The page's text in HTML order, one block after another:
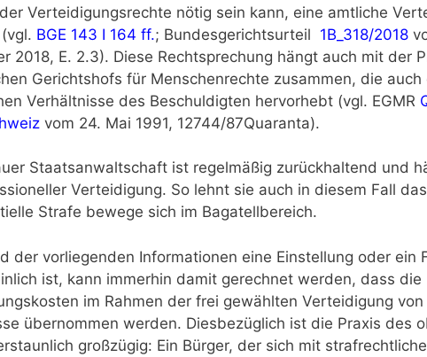
Verteidigungsrechte nötig sein kann, eine amtliche
BGE 143 I 164 ff.; Bundesgerichtsurteil 1B_318/2018
2018, E. 2.3). Diese Rechtsprechung hängt auch mit der
Gerichtshofs für Menschenrechte zusammen, die auch
Verhältnisse des Beschuldigten hervorhebt (vgl. EGMR
vom 24. Mai 1991, 12744/87Quaranta).
Staatsanwaltschaft ist regelmäßig zurückhaltend und
Verteidigung. So lehnt sie auch in diesem Fall
Strafe bewege sich im Bagatellbereich.
der vorliegenden Informationen eine Einstellung oder ein
ist, kann immerhin damit gerechnet werden, dass die
im Rahmen der frei gewählten Verteidigung von
übernommen werden. Diesbezüglich ist die Praxis des
großzügig: Ein Bürger, der sich mit